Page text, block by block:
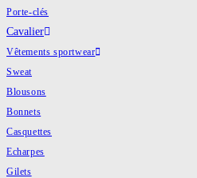
Porte-clés
Cavalier
Vêtements sportwear
Sweat
Blousons
Bonnets
Casquettes
Echarpes
Gilets